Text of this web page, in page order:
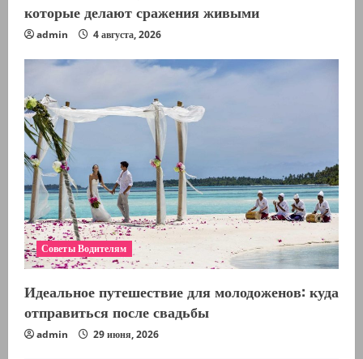
которые делают сражения живыми
admin 4 августа, 2026
Советы Водителям
Идеальное путешествие для молодоженов: куда
отправиться после свадьбы
admin 29 июня, 2026